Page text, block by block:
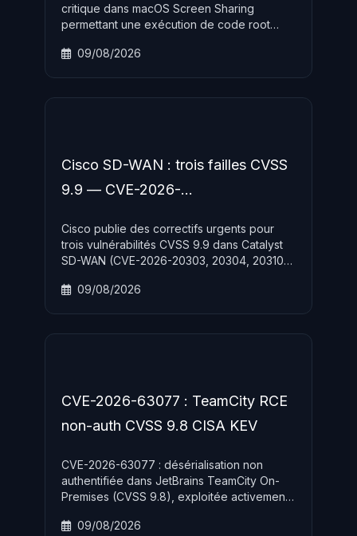
critique dans macOS Screen Sharing
permettant une exécution de code root
correctifs urgence le 6 août 2026, PoC
09/08/2026
Cisco SD-WAN : trois failles CVSS
9.9 — CVE-2026-
Cisco publie des correctifs urgents pour
trois vulnérabilités CVSS 9.9 dans Catalyst
SD-WAN (CVE-2026-20303, 20304, 20310)
une escalade de privilèges jusqu au niveau
09/08/2026
CVE-2026-63077 : TeamCity RCE
non-auth CVSS 9.8 CISA KEV
CVE-2026-63077 : désérialisation non
authentifiée dans JetBrains TeamCity On-
Premises (CVSS 9.8), exploitée activement
avec deadline de remédiation au 8 août
09/08/2026